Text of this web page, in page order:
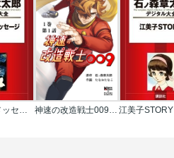
宇宙からのメッセージ 神速の改造戦士009【分冊版】 江美子STORY